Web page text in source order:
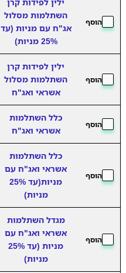
הוסף
השתלמות מסלול
אג"ח עם מניות (עד
25% מניות)
הוסף
ילין לפידות קרן
השתלמות מסלול
אשראי ואג"ח
הוסף
כלל השתלמות
אשראי ואג"ח
הוסף
כלל השתלמות
אשראי ואג"ח עם
מניות(עד 25%
מניות)
הוסף
מגדל השתלמות
אשראי ואג"ח עם
מניות (עד 25%
מניות)